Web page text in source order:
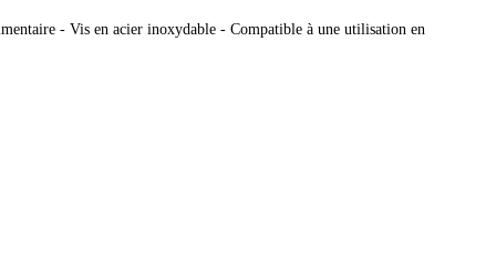
- Vis en acier inoxydable - Compatible à une utilisation en